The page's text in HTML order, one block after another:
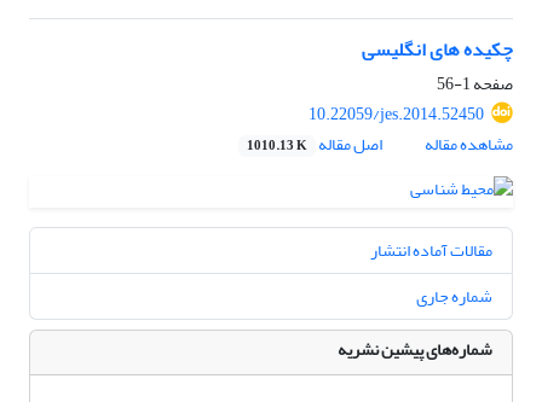
چکیده های انگلیسی
صفحه1-56
10.22059/jes.2014.52450
مشاهده مقاله
اصل مقاله 1010.13 K
مقالات آماده انتشار
شماره جاری
شماره‌های پیشین نشریه